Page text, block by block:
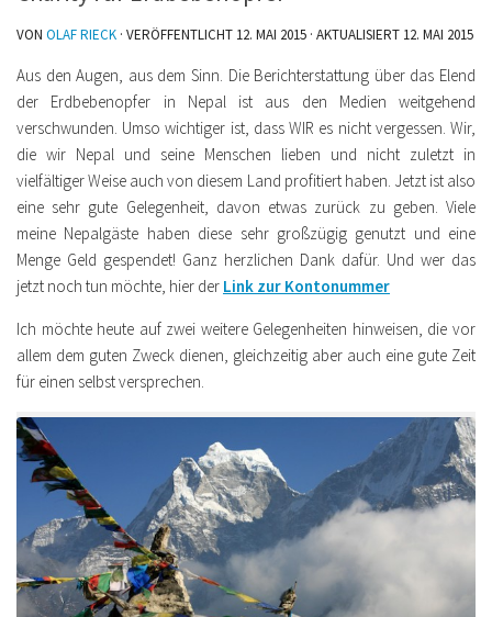
VON OLAF RIECK · VERÖFFENTLICHT 12. MAI 2015 · AKTUALISIERT 12. MAI 2015
Aus den Augen, aus dem Sinn. Die Berichterstattung über das Elend
der Erdbebenopfer in Nepal ist aus den Medien weitgehend
verschwunden. Umso wichtiger ist, dass WIR es nicht vergessen. Wir,
die wir Nepal und seine Menschen lieben und nicht zuletzt in
vielfältiger Weise auch von diesem Land profitiert haben. Jetzt ist also
eine sehr gute Gelegenheit, davon etwas zurück zu geben. Viele
meine Nepalgäste haben diese sehr großzügig genutzt und eine
Menge Geld gespendet! Ganz herzlichen Dank dafür. Und wer das
jetzt noch tun möchte, hier der Link zur Kontonummer
Ich möchte heute auf zwei weitere Gelegenheiten hinweisen, die vor
allem dem guten Zweck dienen, gleichzeitig aber auch eine gute Zeit
für einen selbst versprechen.